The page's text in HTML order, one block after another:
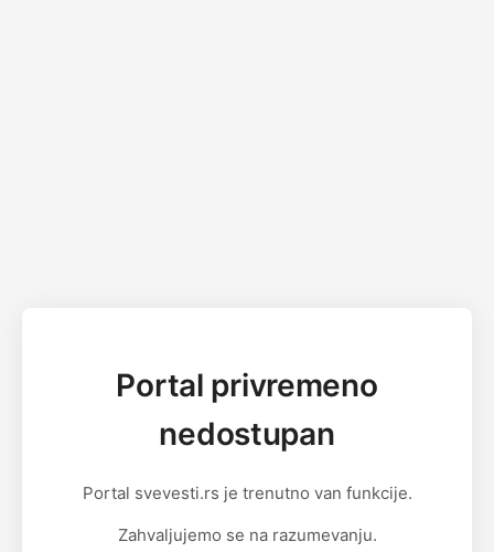
Portal privremeno
nedostupan
Portal svevesti.rs je trenutno van funkcije.
Zahvaljujemo se na razumevanju.